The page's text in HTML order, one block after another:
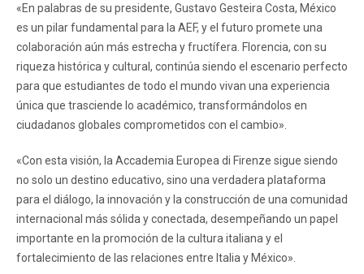
«En palabras de su presidente, Gustavo Gesteira Costa, México
es un pilar fundamental para la AEF, y el futuro promete una
colaboración aún más estrecha y fructífera. Florencia, con su
riqueza histórica y cultural, continúa siendo el escenario perfecto
para que estudiantes de todo el mundo vivan una experiencia
única que trasciende lo académico, transformándolos en
ciudadanos globales comprometidos con el cambio».
«Con esta visión, la Accademia Europea di Firenze sigue siendo
no solo un destino educativo, sino una verdadera plataforma
para el diálogo, la innovación y la construcción de una comunidad
internacional más sólida y conectada, desempeñando un papel
importante en la promoción de la cultura italiana y el
fortalecimiento de las relaciones entre Italia y México».